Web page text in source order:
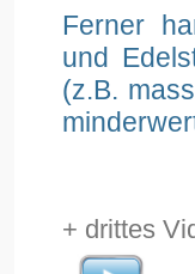
Ferner
und
(z.B.
+ drittes